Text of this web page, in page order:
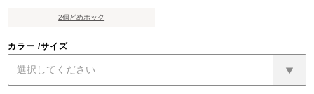
2個どめホック
カラー サイズ